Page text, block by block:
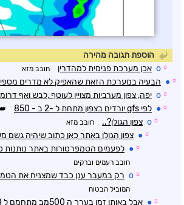
הוספת תגובה מהירה
☼
o אכן מערכת פנימית למהדרין חובב מזא
☼
● הבעיה במערכת הזאת שהאפיק לא מדרים
☼
o יפה, צפון מערביות מצויין לעוטף ,לבש ואף
☼
● לפי gfs יורדים בצפון מתחת ל -2 ב - 850
☼
o צפון הגולן?.. חובב מזא
☼
● צפון הגולן באתר כאן כתוב שיהיה גשם
☼
● לפעמים הטמפרטורות באתר נותנות
חובב רעמים וברקים
☼
o רק במעבר ענן כבד שמצניח את
המוביל הבטוח
☼
● אבל באותו זמן בערך ה 500מב מתחמם ל 18-